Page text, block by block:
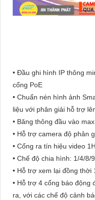
• Đầu ghi hình IP thông
cổng PoE
• Chuẩn nén hình ảnh
liệu với phân giải hỗ trợ
• Băng thông đầu vào
• Hỗ trợ camera độ phân
• Cổng ra tín hiệu video
• Chế độ chia hình: 1/4/8/
• Hỗ trợ xem lại đồng thời
• Hỗ trợ 4 cổng báo động
ra, với các chế độ cảnh